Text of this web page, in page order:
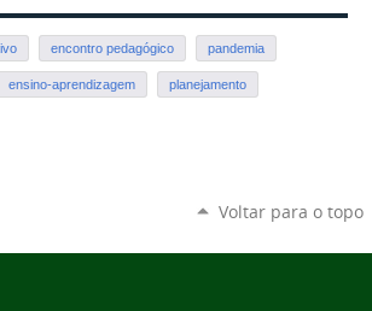
encontro pedagógico pandemia
ensino-aprendizagem planejamento
Voltar para o topo